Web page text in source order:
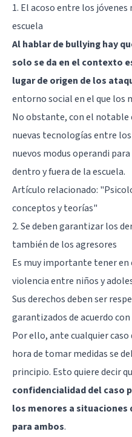
1. El acoso entre los
escuela
Al hablar de bullying hay
solo se da en el contexto
lugar de origen de los
entorno social en el que los
No obstante, con el notable
nuevas tecnologías entre
nuevos modus operandi
dentro y fuera de la escuela.
Artículo relacionado:
conceptos y teorías"
2. Se deben garantizar los
también de los agresores
Es muy importante tener en
violencia entre niños y
Sus derechos deben ser
garantizados de acuerdo
Por ello, ante cualquier
hora de tomar medidas se
principio. Esto quiere decir
confidencialidad del caso
los menores a situaciones
para ambos.